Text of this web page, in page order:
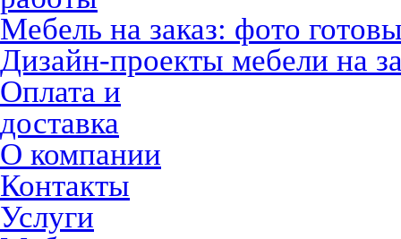
Мебель на заказ: фото
Дизайн-проекты мебели на
Оплата и
доставка
О компании
Контакты
Услуги